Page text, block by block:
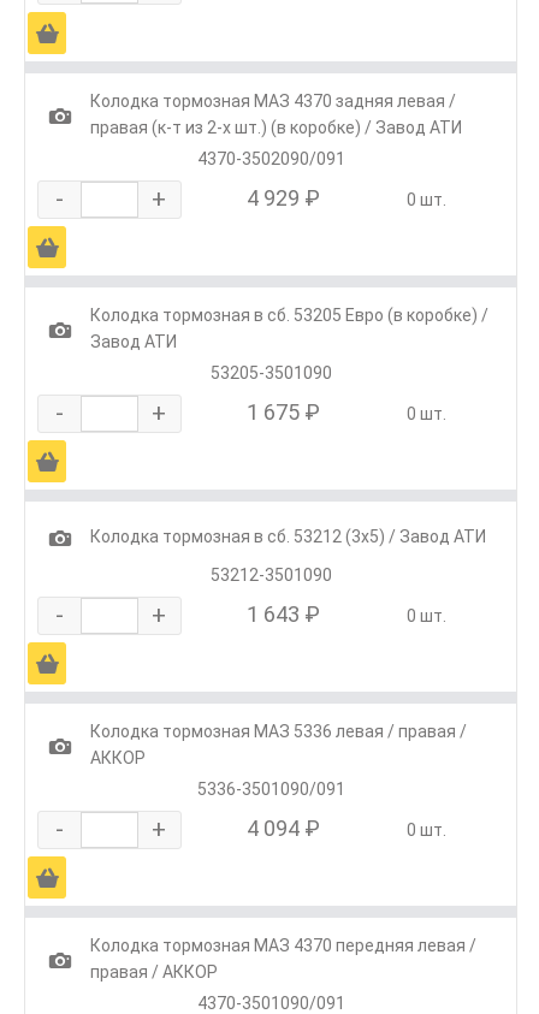
Ä
1
Колодка тормозная МАЗ 4370 задняя левая /
правая (к-т из 2-х шт.) (в коробке) / Завод АТИ
4370-3502090/091
- + 4 929 ₽ 0 шт.
Ä
1
Колодка тормозная в сб. 53205 Евро (в коробке) /
Завод АТИ
53205-3501090
- + 1 675 ₽ 0 шт.
Ä
1
Колодка тормозная в сб. 53212 (3х5) / Завод АТИ
53212-3501090
- + 1 643 ₽ 0 шт.
Ä
1
Колодка тормозная МАЗ 5336 левая / правая /
АККОР
5336-3501090/091
- + 4 094 ₽ 0 шт.
Ä
1
Колодка тормозная МАЗ 4370 передняя левая /
правая / АККОР
4370-3501090/091